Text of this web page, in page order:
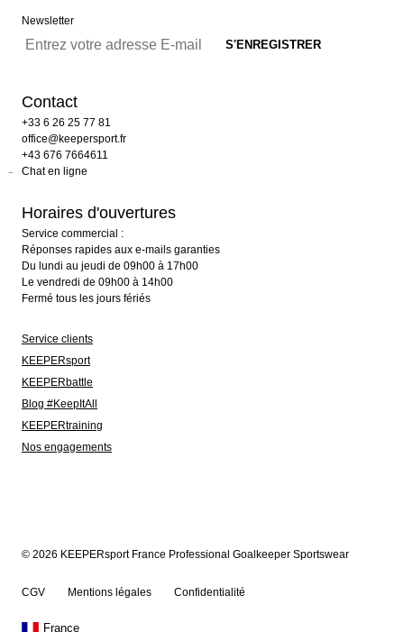
Newsletter
Contact
+33 6 26 25 77 81
office@keepersport.fr
+43 676 7664611
Chat en ligne
Horaires d'ouvertures
Service commercial :
Réponses rapides aux e-mails garanties
Du lundi au jeudi de 09h00 à 17h00
Le vendredi de 09h00 à 14h00
Fermé tous les jours fériés
Service clients
KEEPERsport
KEEPERbattle
Blog #KeepItAll
KEEPERtraining
Nos engagements
© 2026 KEEPERsport France Professional Goalkeeper Sportswear
CGV Mentions légales Confidentialité
France